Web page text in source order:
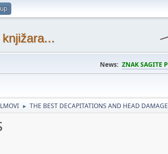
News: ZNAK SAGITE
► THE BEST DECAPITATIONS AND HEAD